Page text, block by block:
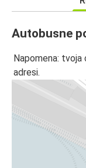
Autobusne
Napomena:
adresi.